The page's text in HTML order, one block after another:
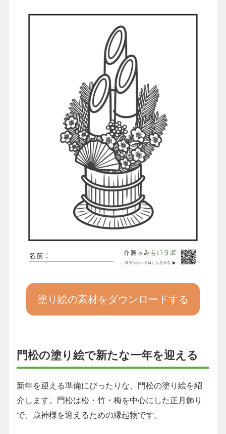
塗り絵の素材をダウンロードする
門松の塗り絵で新たな一年を迎える
新年を迎える準備にぴったりな、門松の塗り絵を紹
介します。門松は松・竹・梅を中心にした正月飾り
で、歳神様を迎えるための縁起物です。